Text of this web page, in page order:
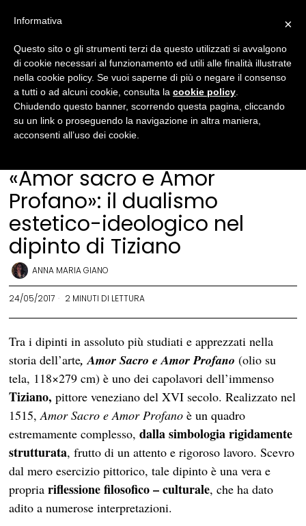
«Amor sacro e Amor
Profano»: il dualismo
estetico-ideologico nel
dipinto di Tiziano
ANNA MARIA GIANO
24/05/2017 2 MINUTI DI LETTURA
Tra i dipinti in assoluto più studiati e apprezzati nella
storia dell’arte, Amor Sacro e Amor Profano (olio su
tela, 118×279 cm) è uno dei capolavori dell’immenso
Tiziano, pittore veneziano del XVI secolo. Realizzato nel
1515,Amor Sacro e Amor Profano è un quadro
estremamente complesso,dalla simbologia rigidamente
strutturata, frutto di un attento e rigoroso lavoro. Scevro
dal mero esercizio pittorico, tale dipinto è una vera e
propriariflessione filosofico – culturale, che ha dato
adito a numerose interpretazioni.
×
Informativa
Questo sito o gli strumenti terzi da questo utilizzati si avvalgono
di cookie necessari al funzionamento ed utili alle finalità illustrate
nella cookie policy. Se vuoi saperne di più o negare il consenso
a tutti o ad alcuni cookie, consulta la cookie policy
Chiudendo questo banner, scorrendo questa pagina, cliccando
su un link o proseguendo la navigazione in altra maniera,
acconsenti all’uso dei cookie.